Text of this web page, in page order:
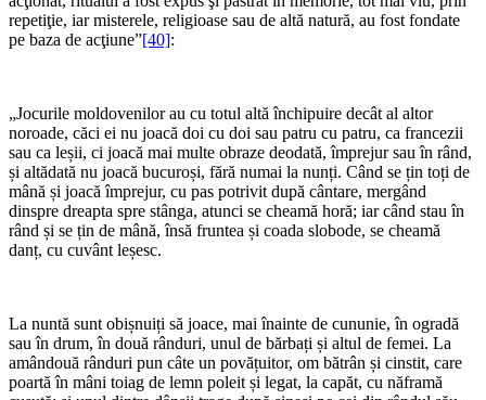
repetiţie, iar misterele, religioase sau de altă natură, au fost fondate
pe baza de acţiune”[40]:
„Jocurile moldovenilor au cu totul altă închipuire decât al altor
noroade, căci ei nu joacă doi cu doi sau patru cu patru, ca francezii
sau ca leșii, ci joacă mai multe obraze deodată, împrejur sau în rând,
și altădată nu joacă bucuroși, fără numai la nunți. Când se țin toți de
mână și joacă împrejur, cu pas potrivit după cântare, mergând
dinspre dreapta spre stânga, atunci se cheamă horă; iar când stau în
rând și se țin de mână, însă fruntea și coada slobode, se cheamă
danț, cu cuvânt leșesc.
La nuntă sunt obișnuiți să joace, mai înainte de cununie, în ogradă
sau în drum, în două rânduri, unul de bărbați și altul de femei. La
amândouă rânduri pun câte un povățuitor, om bătrân și cinstit, care
poartă în mâni toiag de lemn poleit și legat, la capăt, cu năframă